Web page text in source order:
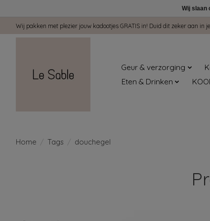
Wij pakken met plezier jouw kadootjes GRATIS in! Duid dit zeker aan in
Geur & verzorging
Eten & Drinken
Home / Tags / douchegel
Wij slaan